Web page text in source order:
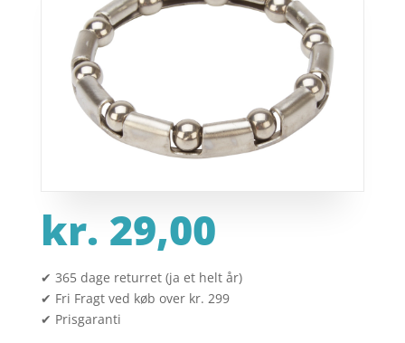
kr. 29,00
✔ 365 dage returret (ja et helt år)
✔ Fri Fragt ved køb over kr. 299
✔ Prisgaranti